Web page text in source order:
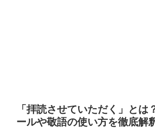
「拝読させていただく」とは
ールや敬語の使い方を徹底解